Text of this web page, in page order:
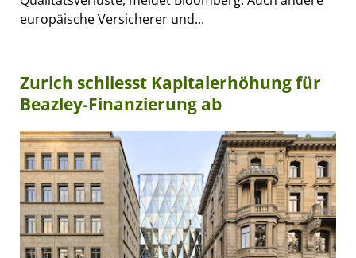
europäische Versicherer und...
Zurich schliesst Kapitalerhöhung für
Beazley-Finanzierung ab